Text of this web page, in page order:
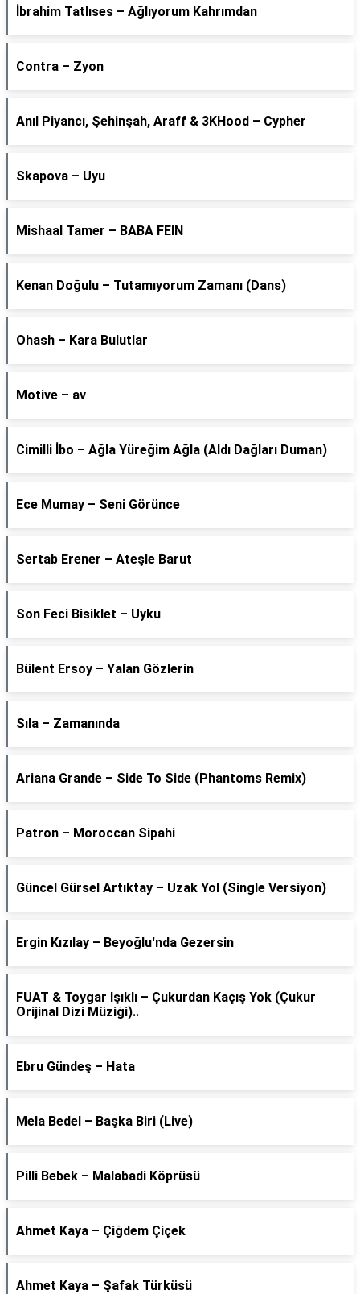
İbrahim Tatlıses – Ağlıyorum Kahrımdan
Contra – Zyon
Anıl Piyancı, Şehinşah, Araff & 3KHood – Cypher
Skapova – Uyu
Mishaal Tamer – BABA FEIN
Kenan Doğulu – Tutamıyorum Zamanı (Dans)
Ohash – Kara Bulutlar
Motive – av
Cimilli İbo – Ağla Yüreğim Ağla (Aldı Dağları Duman)
Ece Mumay – Seni Görünce
Sertab Erener – Ateşle Barut
Son Feci Bisiklet – Uyku
Bülent Ersoy – Yalan Gözlerin
Sıla – Zamanında
Ariana Grande – Side To Side (Phantoms Remix)
Patron – Moroccan Sipahi
Güncel Gürsel Artıktay – Uzak Yol (Single Versiyon)
Ergin Kızılay – Beyoğlu'nda Gezersin
FUAT & Toygar Işıklı – Çukurdan Kaçış Yok (Çukur
Orijinal Dizi Müziği)..
Ebru Gündeş – Hata
Mela Bedel – Başka Biri (Live)
Pilli Bebek – Malabadi Köprüsü
Ahmet Kaya – Çiğdem Çiçek
Ahmet Kaya – Şafak Türküsü